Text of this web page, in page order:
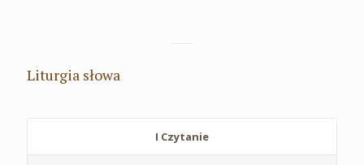
Liturgia słowa
I Czytanie